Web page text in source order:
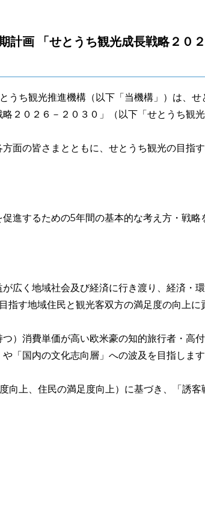
計画 「せとうち観光成長戦略２０
ち観光推進機構（以下「当機構」）は、せ
２０２６－２０３０」（以下「せとうち観
面の皆さまとともに、せとうち観光の目指
進するための5年間の基本的な考え方・戦略
広く地域社会及び経済に行き渡り、経済・
す地域住民と観光客双方の満足度の向上に
）消費単価が高い欧米豪の知的旅行者・高
「国内の文化志向層」への波及を目指します
向上、住民の満足度向上）に基づき、「誘客